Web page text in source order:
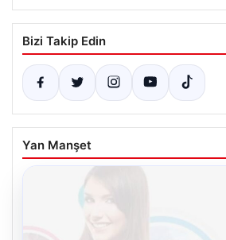
Bizi Takip Edin
Yan Manşet